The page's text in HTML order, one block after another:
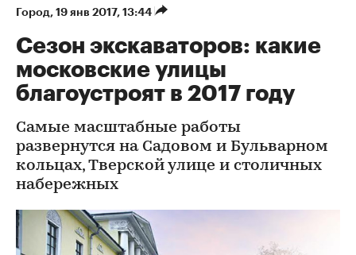
Город⁠, 19 янв 2017, 13:44
Сезон экскаваторов: какие
московские улицы
благоустроят в 2017 году
Самые масштабные работы
развернутся на Садовом и Бульварном
кольцах, Тверской улице и столичных
набережных